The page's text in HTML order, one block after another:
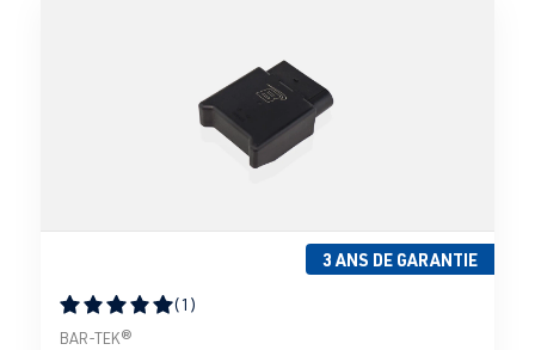
3 ANS DE GARANTIE
Note moyenne de 5 sur 5 étoiles
(1)
BAR-TEK®